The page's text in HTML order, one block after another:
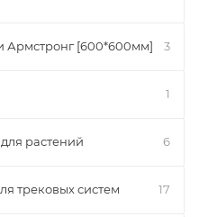
Армстронг [600*600мм] 3
1
растений 6
трековых систем 17